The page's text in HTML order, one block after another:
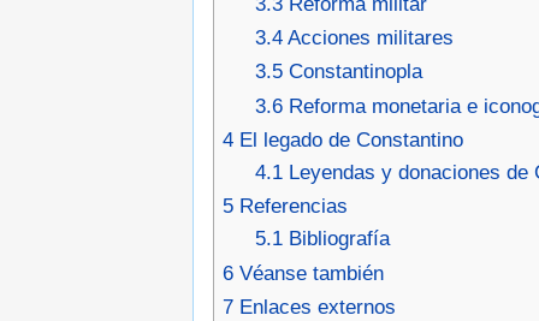
3.4 Acciones militares
3.5 Constantinopla
3.6 Reforma monetaria e
4 El legado de Constantino
4.1 Leyendas y donaciones de
5 Referencias
5.1 Bibliografía
6 Véanse también
7 Enlaces externos